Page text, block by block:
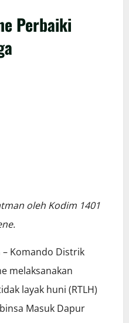
Perbaiki
oleh Kodim 1401
Komando Distrik
melaksanakan
layak huni (RTLH)
Masuk Dapur